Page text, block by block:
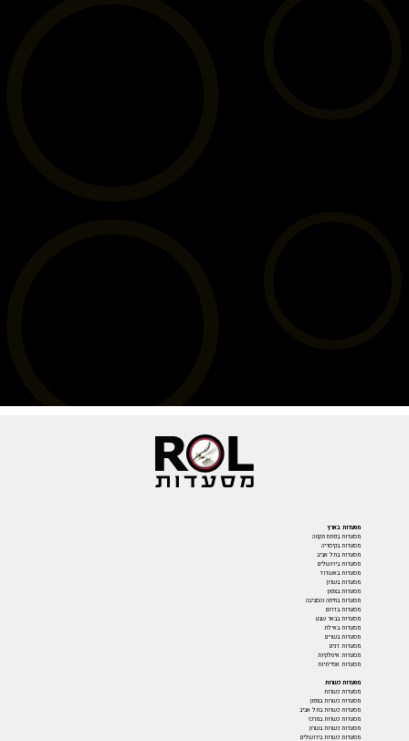
מסעדות בארץ
מסעדות בפתח תקווה
מסעדות בקיסריה
מסעדות בתל אביב
מסעדות בירושלים
מסעדות באשדוד
מסעדות בשרון
מסעדות בצפון
מסעדות בחיפה והסביבה
מסעדות בדרום
מסעדות בבאר שבע
מסעדות באילת
מסעדות בשרים
מסעדות דגים
מסעדות איטלקיות
מסעדות אסייתיות
מסעדות כשרות
מסעדות כשרות
מסעדות כשרות בצפון
מסעדות כשרות בתל אביב
מסעדות כשרות במרכז
מסעדות כשרות בשרון
מסעדות כשרות בירושלים